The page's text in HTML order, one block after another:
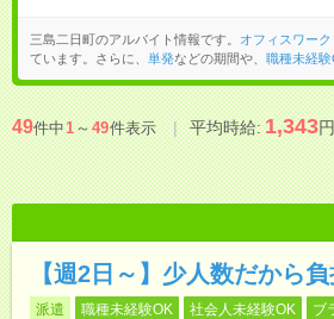
三島二日町のアルバイト情報です。 オフィスワー
ています。さらに、
単発などの期間や、 職種未経験
49件中1～49件表示 平均時給:1,343円
【週2日～】少人数だから
派遣 職種未経験OK 社会人未経験OK ブ